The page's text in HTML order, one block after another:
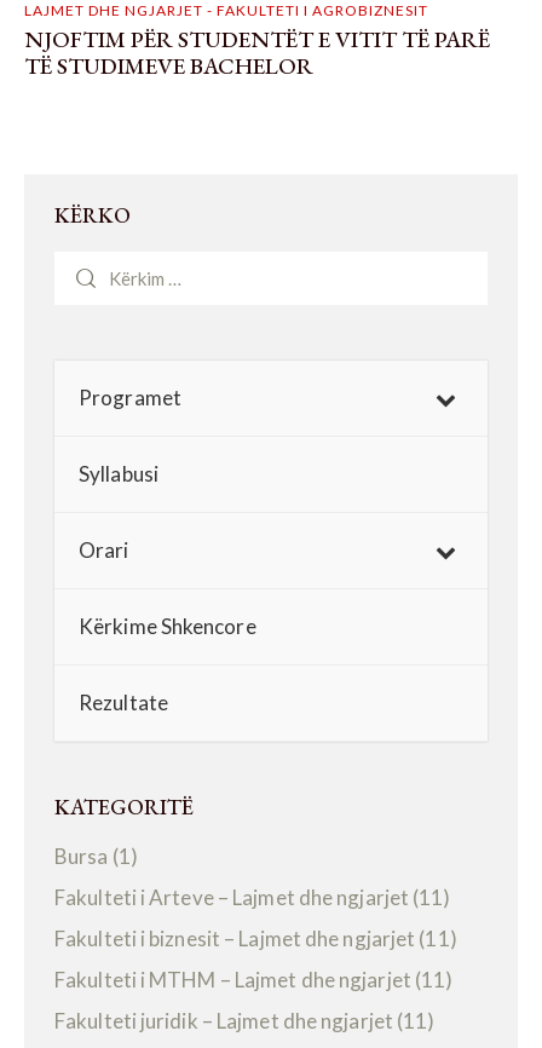
LAJMET DHE NGJARJET - FAKULTETI I AGROBIZNESIT
NJOFTIM PËR STUDENTËT E VITIT TË PARË
TË STUDIMEVE BACHELOR
KËRKO
Programet
Syllabusi
Orari
Kërkime Shkencore
Rezultate
KATEGORITË
Bursa (1)
Fakulteti i Arteve – Lajmet dhe ngjarjet (11)
Fakulteti i biznesit – Lajmet dhe ngjarjet (11)
Fakulteti i MTHM – Lajmet dhe ngjarjet (11)
Fakulteti juridik – Lajmet dhe ngjarjet (11)